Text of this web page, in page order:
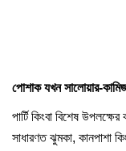
পোশাক যখন সালোয়ার-
পার্টি কিংবা বিশেষ
সাধারণত ঝুমকা, কানপাশা